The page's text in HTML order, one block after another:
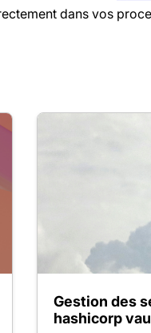
dans vos
Gestion des
hashicorp